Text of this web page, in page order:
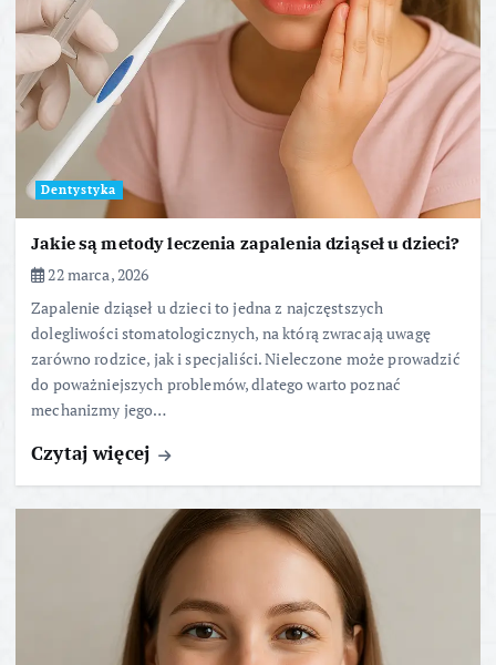
Dentystyka
Jakie są metody leczenia zapalenia dziąseł u dzieci?
22 marca, 2026
Zapalenie dziąseł u dzieci to jedna z najczęstszych
dolegliwości stomatologicznych, na którą zwracają uwagę
zarówno rodzice, jak i specjaliści. Nieleczone może prowadzić
do poważniejszych problemów, dlatego warto poznać
mechanizmy jego…
Czytaj więcej